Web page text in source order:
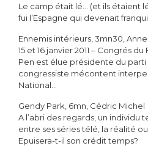
Le camp était lé… (et ils étaient
fui l’Espagne qui devenait
Ennemis intérieurs, 3mn30,
15 et 16 janvier 2011 – Congrés
Pen est élue présidente du
congressiste mécontent
National…
Gendy Park, 6mn, Cédric Michel
A l’abri des regards, un individu
entre ses séries télé, la réalité
Epuisera-t-il son crédit temps?